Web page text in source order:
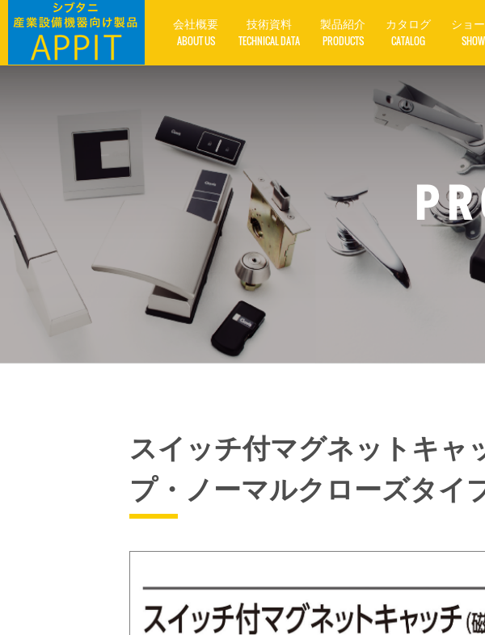
会社概要
ABOUT US
技術資料
TECHNICAL DATA
製品紹介
PRODUCTS
カタログ
CATALOG
ショ
スイッチ付マグネットキャ
プ・ノーマルクローズタイ